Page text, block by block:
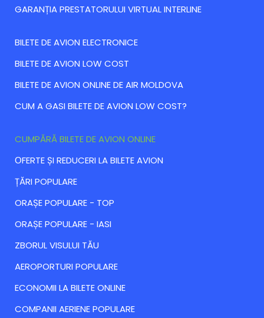
GARANȚIA PRESTATORULUI VIRTUAL INTERLINE
BILETE DE AVION ELECTRONICE
BILETE DE AVION LOW COST
BILETE DE AVION ONLINE DE AIR MOLDOVA
CUM A GASI BILETE DE AVION LOW COST?
CUMPĂRĂ BILETE DE AVION ONLINE
ОFERTE ȘI REDUCERI LA BILETE AVION
ȚĂRI POPULARE
ORAȘE POPULARE - TOP
ORAȘE POPULARE - IASI
ZBORUL VISULUI TĂU
AEROPORTURI POPULARE
ECONOMII LA BILETE ONLINE
COMPANII AERIENE POPULARE